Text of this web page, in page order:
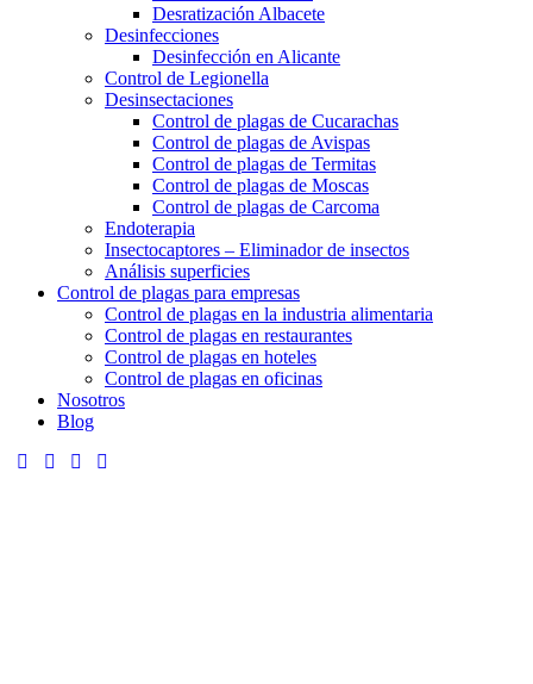
Desratización Albacete
Desinfecciones
Desinfección en Alicante
Control de Legionella
Desinsectaciones
Control de plagas de Cucarachas
Control de plagas de Avispas
Control de plagas de Termitas
Control de plagas de Moscas
Control de plagas de Carcoma
Endoterapia
Insectocaptores – Eliminador de insectos
Análisis superficies
Control de plagas para empresas
Control de plagas en la industria alimentaria
Control de plagas en restaurantes
Control de plagas en hoteles
Control de plagas en oficinas
Nosotros
Blog